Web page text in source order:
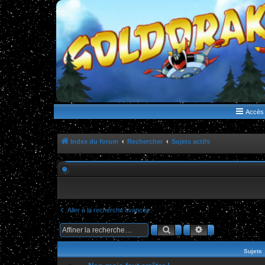
WWW.GOLDORAKGO.COM
le site de la Lune Rouge
Accès
Index du forum Rechercher Sujets actifs
Aller à la recherche avancée
RechercherRecherche
Sujets